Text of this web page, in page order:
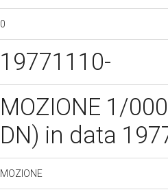
0
19771110-
MOZIONE 1/
DN) in data
MOZIONE